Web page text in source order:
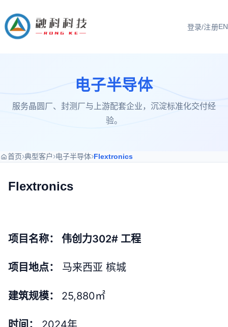
登录/注册EN
电子半导体
服务晶圆厂、封测厂与上游配套企业，沉淀标准化交付经
验。
首页›典型客户›电子半导体›Flextronics
Flextronics
项目名称： 伟创力302# 工程
项目地点： 马来西亚 槟城
建筑规模： 25,880㎡
时间： 2024年